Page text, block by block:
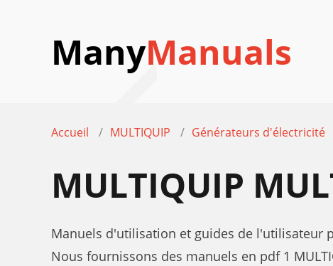
ManyManuals
Accueil MULTIQUIP Générateurs d'électricité
MULTIQUIP
Manuels d'utilisation et guides de l'utilisateur
Nous fournissons des manuels en pdf 1